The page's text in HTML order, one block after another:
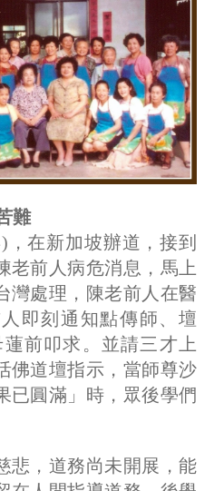
難
，在新加坡辦道，接到
老前人病危消息，馬上
灣處理，陳老前人在醫
即刻通知點傳師、壇
前叩求。並請三才上
佛道壇指示，當師尊沙
已圓滿」時，眾後學們
悲，道務尚未開展，能